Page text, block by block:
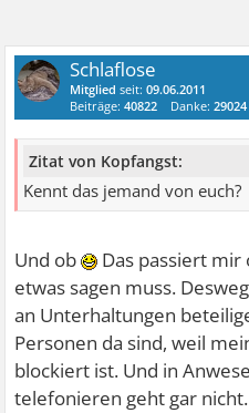
Schlaflose
Mitglied seit:09.06.2011
Beiträge:40822 Danke:29024
Zitat von Kopfangst:
Kennt das jemand von euch?
Und ob
Das passiert
etwas sagen muss.
an Unterhaltungen
Personen da sind, weil
blockiert ist. Und in
telefonieren geht gar nicht.